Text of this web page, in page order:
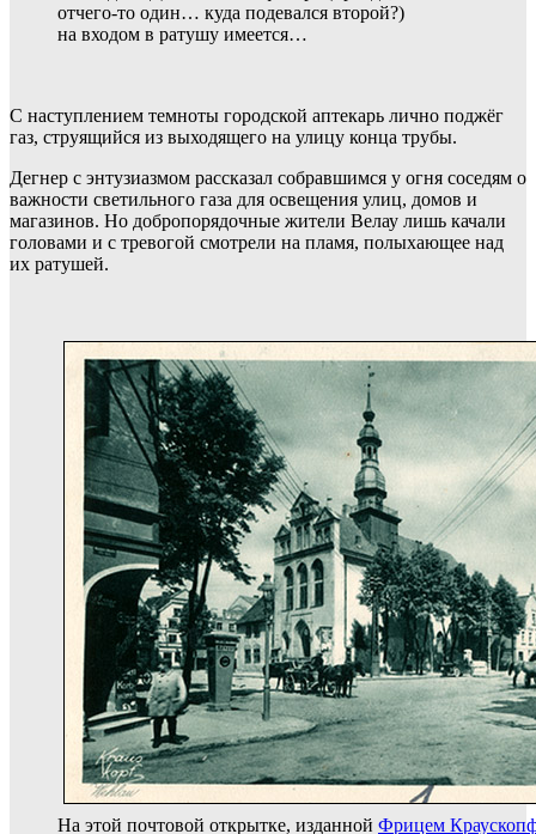
отчего-то один… куда подевался второй?)
на входом в ратушу имеется…
С наступлением темноты городской аптекарь лично поджёг
газ, струящийся из выходящего на улицу конца трубы.
Дегнер с энтузиазмом рассказал собравшимся у огня соседям о
важности светильного газа для освещения улиц, домов и
магазинов. Но добропорядочные жители Велау лишь качали
головами и с тревогой смотрели на пламя, полыхающее над
их ратушей.
На этой почтовой открытке, изданной Фрицем